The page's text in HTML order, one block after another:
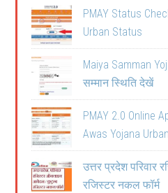
PMAY Status
Urban Status
Maiya Samman
सम्मान स्थिति देखें
PMAY 2.0 Online
Awas Yojana Urban
उत्तर प्रदेश
रजिस्टर नकल फॉर्म